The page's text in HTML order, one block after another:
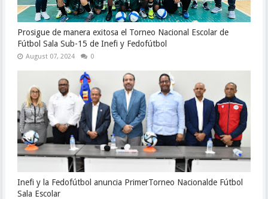
Prosigue de manera exitosa el Torneo Nacional Escolar de
Fútbol Sala Sub-15 de Inefi y Fedofútbol
August 07, 2024 0
Inefi y la Fedofútbol anuncia PrimerTorneo Nacionalde Fútbol
Sala Escolar